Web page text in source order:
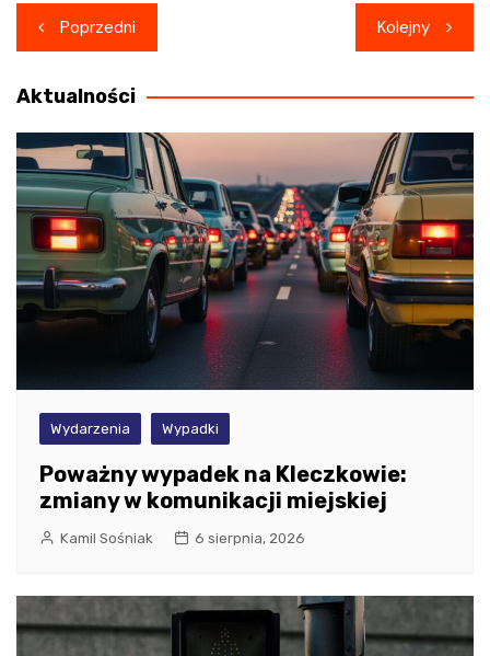
Nawigacja
wpisu
Poprzedni Kolejny
Aktualności
Wydarzenia Wypadki
Poważny wypadek na Kleczkowie:
zmiany w komunikacji miejskiej
Kamil Sośniak 6 sierpnia, 2026